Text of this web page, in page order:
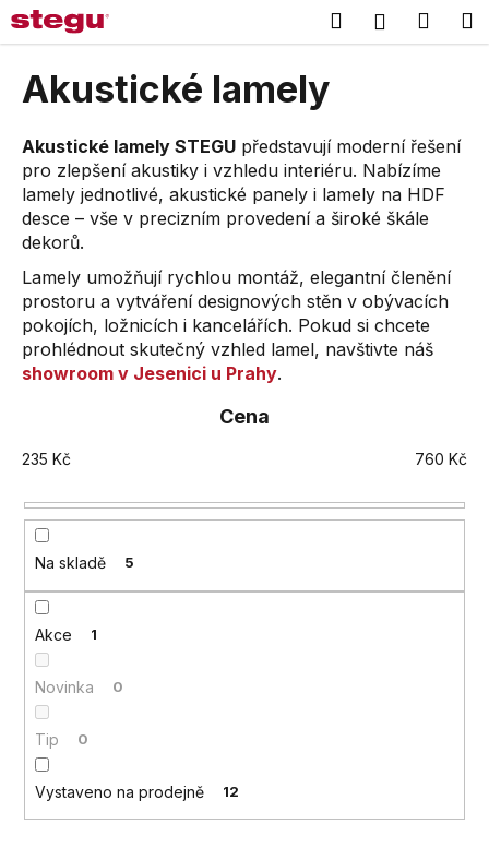
Přejít
na
obsah
HledatPřihlášení
Akustické lamely
Akustické lamely STEGU představují moderní řešení
pro zlepšení akustiky i vzhledu interiéru. Nabízíme
lamely jednotlivé, akustické panely i lamely na HDF
desce – vše v precizním provedení a široké škále
dekorů.
Lamely umožňují rychlou montáž, elegantní členění
prostoru a vytváření designových stěn v obývacích
pokojích, ložnicích i kancelářích. Pokud si chcete
prohlédnout skutečný vzhled lamel, navštivte náš
showroom v Jesenici u Prahy.
Cena
235 Kč 760 Kč
Na skladě 5
Akce 1
Novinka 0
Tip 0
Vystaveno na prodejně 12
K
o
o
p
o
t
e
b
u
j
e
a
t
?